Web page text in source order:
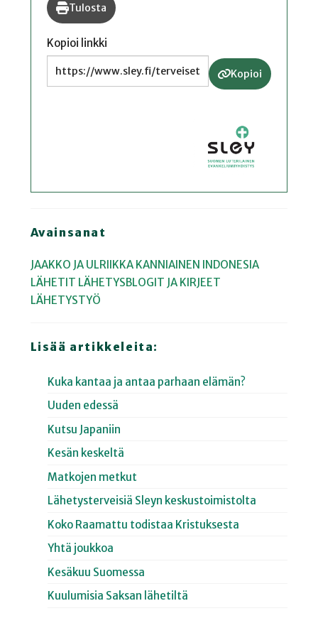
Tulosta
Kopioi linkki
Kopioi
Avainsanat
JAAKKO JA ULRIIKKA KANNIAINEN INDONESIA
LÄHETIT LÄHETYSBLOGIT JA KIRJEET
LÄHETYSTYÖ
Lisää artikkeleita:
Kuka kantaa ja antaa parhaan elämän?
Uuden edessä
Kutsu Japaniin
Kesän keskeltä
Matkojen metkut
Lähetysterveisiä Sleyn keskustoimistolta
Koko Raamattu todistaa Kristuksesta
Yhtä joukkoa
Kesäkuu Suomessa
Kuulumisia Saksan lähetiltä